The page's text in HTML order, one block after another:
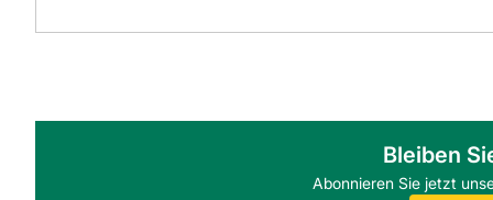
Bleiben
Abonnieren Sie jetzt